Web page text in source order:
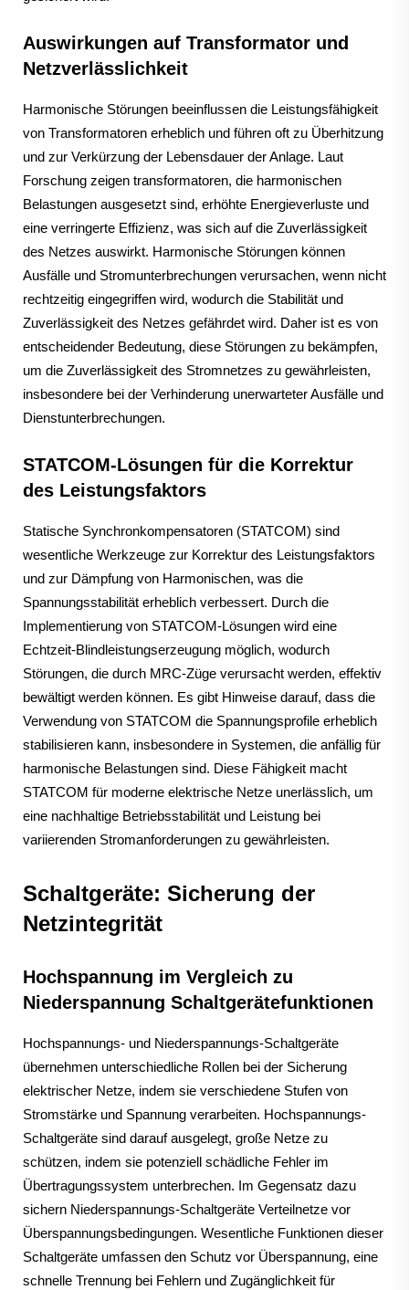
Auswirkungen auf Transformator und
Netzverlässlichkeit
Harmonische Störungen beeinflussen die Leistungsfähigkeit
von Transformatoren erheblich und führen oft zu Überhitzung
und zur Verkürzung der Lebensdauer der Anlage. Laut
Forschung zeigen transformatoren, die harmonischen
Belastungen ausgesetzt sind, erhöhte Energieverluste und
eine verringerte Effizienz, was sich auf die Zuverlässigkeit
des Netzes auswirkt. Harmonische Störungen können
Ausfälle und Stromunterbrechungen verursachen, wenn nicht
rechtzeitig eingegriffen wird, wodurch die Stabilität und
Zuverlässigkeit des Netzes gefährdet wird. Daher ist es von
entscheidender Bedeutung, diese Störungen zu bekämpfen,
um die Zuverlässigkeit des Stromnetzes zu gewährleisten,
insbesondere bei der Verhinderung unerwarteter Ausfälle und
Dienstunterbrechungen.
STATCOM-Lösungen für die Korrektur
des Leistungsfaktors
Statische Synchronkompensatoren (STATCOM) sind
wesentliche Werkzeuge zur Korrektur des Leistungsfaktors
und zur Dämpfung von Harmonischen, was die
Spannungsstabilität erheblich verbessert. Durch die
Implementierung von STATCOM-Lösungen wird eine
Echtzeit-Blindleistungserzeugung möglich, wodurch
Störungen, die durch MRC-Züge verursacht werden, effektiv
bewältigt werden können. Es gibt Hinweise darauf, dass die
Verwendung von STATCOM die Spannungsprofile erheblich
stabilisieren kann, insbesondere in Systemen, die anfällig für
harmonische Belastungen sind. Diese Fähigkeit macht
STATCOM für moderne elektrische Netze unerlässlich, um
eine nachhaltige Betriebsstabilität und Leistung bei
variierenden Stromanforderungen zu gewährleisten.
Schaltgeräte: Sicherung der
Netzintegrität
Hochspannung im Vergleich zu
Niederspannung Schaltgerätefunktionen
Hochspannungs- und Niederspannungs-Schaltgeräte
übernehmen unterschiedliche Rollen bei der Sicherung
elektrischer Netze, indem sie verschiedene Stufen von
Stromstärke und Spannung verarbeiten. Hochspannungs-
Schaltgeräte sind darauf ausgelegt, große Netze zu
schützen, indem sie potenziell schädliche Fehler im
Übertragungssystem unterbrechen. Im Gegensatz dazu
sichern Niederspannungs-Schaltgeräte Verteilnetze vor
Überspannungsbedingungen. Wesentliche Funktionen dieser
Schaltgeräte umfassen den Schutz vor Überspannung, eine
schnelle Trennung bei Fehlern und Zugänglichkeit für